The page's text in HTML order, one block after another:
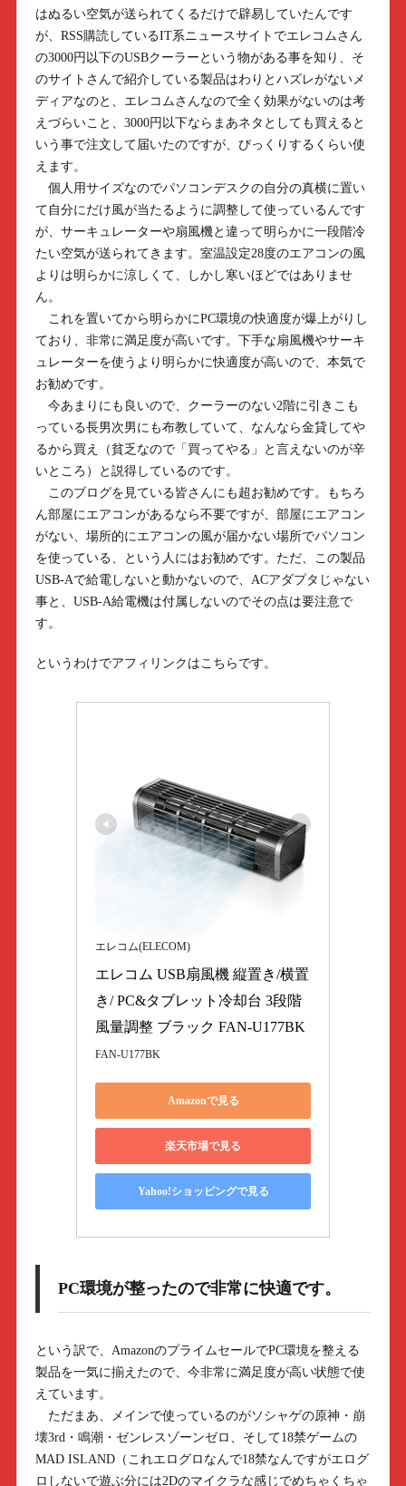
はぬるい空気が送られてくるだけで辟易していたんです
が、RSS購読しているIT系ニュースサイトでエレコムさん
の3000円以下のUSBクーラーという物がある事を知り、そ
のサイトさんで紹介している製品はわりとハズレがないメ
ディアなのと、エレコムさんなので全く効果がないのは考
えづらいこと、3000円以下ならまあネタとしても買えると
いう事で注文して届いたのですが、びっくりするくらい使
えます。
個人用サイズなのでパソコンデスクの自分の真横に置い
て自分にだけ風が当たるように調整して使っているんです
が、サーキュレーターや扇風機と違って明らかに一段階冷
たい空気が送られてきます。室温設定28度のエアコンの風
よりは明らかに涼しくて、しかし寒いほどではありませ
ん。
これを置いてから明らかにPC環境の快適度が爆上がりし
ており、非常に満足度が高いです。下手な扇風機やサーキ
ュレーターを使うより明らかに快適度が高いので、本気で
お勧めです。
今あまりにも良いので、クーラーのない2階に引きこも
っている長男次男にも布教していて、なんなら金貸してや
るから買え（貧乏なので「買ってやる」と言えないのが辛
いところ）と説得しているのです。
このブログを見ている皆さんにも超お勧めです。もちろ
ん部屋にエアコンがあるなら不要ですが、部屋にエアコン
がない、場所的にエアコンの風が届かない場所でパソコン
を使っている、という人にはお勧めです。ただ、この製品
USB-Aで給電しないと動かないので、ACアダプタじゃない
事と、USB-A給電機は付属しないのでその点は要注意で
す。
というわけでアフィリンクはこちらです。
エレコム(ELECOM)
エレコム USB扇風機 縦置き/横置
き/ PC&タブレット冷却台 3段階
風量調整 ブラック FAN-U177BK
FAN-U177BK
Amazonで見る
楽天市場で見る
Yahoo!ショッピングで見る
PC環境が整ったので非常に快適です。
という訳で、AmazonのプライムセールでPC環境を整える
製品を一気に揃えたので、今非常に満足度が高い状態で使
えています。
ただまあ、メインで使っているのがソシャゲの原神・崩
壊3rd・鳴潮・ゼンレスゾーンゼロ、そして18禁ゲームの
MAD ISLAND（これエログロなんで18禁なんですがエログ
ロしないで遊ぶ分には2Dのマイクラな感じでめちゃくちゃ